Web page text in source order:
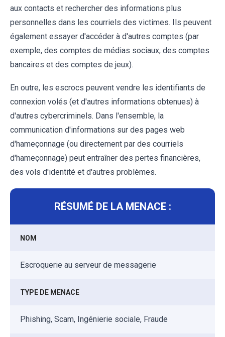
aux contacts et rechercher des informations plus
personnelles dans les courriels des victimes. Ils peuvent
également essayer d'accéder à d'autres comptes (par
exemple, des comptes de médias sociaux, des comptes
bancaires et des comptes de jeux).
En outre, les escrocs peuvent vendre les identifiants de
connexion volés (et d'autres informations obtenues) à
d'autres cybercriminels. Dans l'ensemble, la
communication d'informations sur des pages web
d'hameçonnage (ou directement par des courriels
d'hameçonnage) peut entraîner des pertes financières,
des vols d'identité et d'autres problèmes.
RÉSUMÉ DE LA MENACE :
NOM
Escroquerie au serveur de messagerie
TYPE DE MENACE
Phishing, Scam, Ingénierie sociale, Fraude